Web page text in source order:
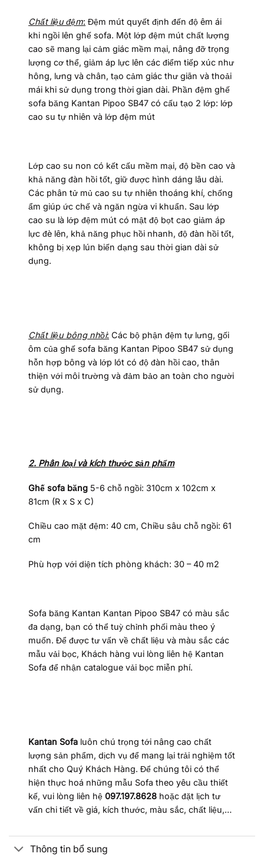
Chất liệu đệm: Đệm mút quyết định đến độ êm ái
khi ngồi lên ghế sofa. Một lớp đệm mút chất lượng
cao sẽ mang lại cảm giác mềm mại, nâng đỡ trọng
lượng cơ thể, giảm áp lực lên các điểm tiếp xúc như
hông, lưng và chân, tạo cảm giác thư giãn và thoải
mái khi sử dụng trong thời gian dài. Phần đệm ghế
sofa băng Kantan Pipoo SB47 có cấu tạo 2 lớp: lớp
cao su tự nhiên và lớp đệm mút
Lớp cao su non có kết cấu mềm mại, độ bền cao và
khả năng đàn hồi tốt, giữ được hình dáng lâu dài.
Các phân tử mủ cao su tự nhiên thoáng khí, chống
ẩm giúp ức chế và ngăn ngừa vi khuẩn. Sau lớp
cao su là lớp đệm mút có mật độ bọt cao giảm áp
lực đè lên, khả năng phục hồi nhanh, độ đàn hồi tốt,
không bị xẹp lún biến dạng sau thời gian dài sử
dụng.
Chất liệu bông nhồi: Các bộ phận đệm tự lưng, gối
ôm của ghế sofa băng Kantan Pipoo SB47 sử dụng
hỗn hợp bông và lớp lót có độ đàn hồi cao, thân
thiện với môi trường và đảm bảo an toàn cho người
sử dụng.
2. Phân loại và kích thước sản phẩm
Ghế sofa băng 5-6 chỗ ngồi: 310cm x 102cm x
81cm (R x S x C)
Chiều cao mặt đệm: 40 cm, Chiều sâu chỗ ngồi: 61
cm
Phù hợp với diện tích phòng khách: 30 – 40 m2
Sofa băng Kantan Kantan Pipoo SB47 có màu sắc
đa dạng, bạn có thể tuỳ chỉnh phối màu theo ý
muốn. Để được tư vấn về chất liệu và màu sắc các
mẫu vải bọc, Khách hàng vui lòng liên hệ Kantan
Sofa để nhận catalogue vải bọc miễn phí.
Kantan Sofa luôn chú trọng tới nâng cao chất
lượng sản phẩm, dịch vụ để mang lại trải nghiệm tốt
nhất cho Quý Khách Hàng. Để chúng tôi có thể
hiện thực hoá những mẫu Sofa theo yêu cầu thiết
kế, vui lòng liên hệ097.197.8628 hoặc đặt lịch tư
vấn chi tiết về giá, kích thước, màu sắc, chất liệu,…
Thông tin bổ sung